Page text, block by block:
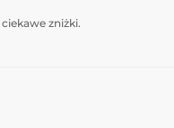
zniżki.